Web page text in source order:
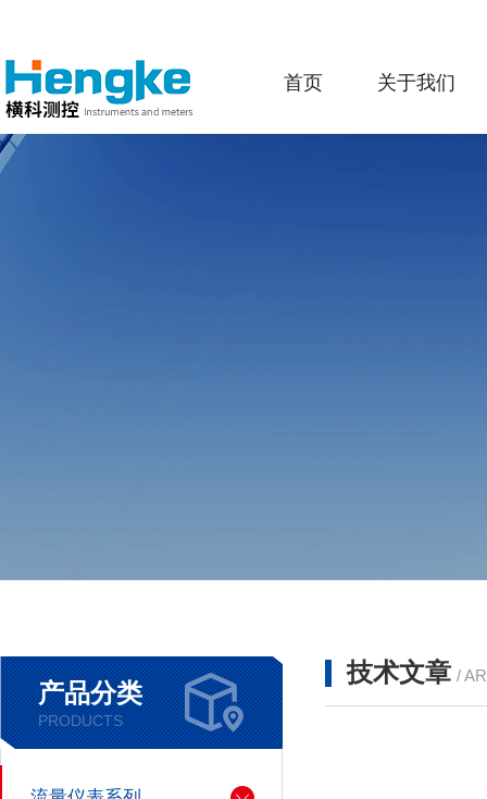
首页 关于我们
产品分类
PRODUCTS
技术文章 /